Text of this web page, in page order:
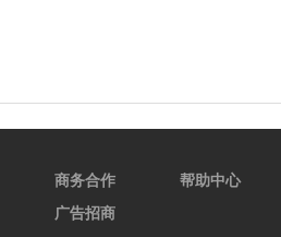
商务合作
广告招商
帮助中心